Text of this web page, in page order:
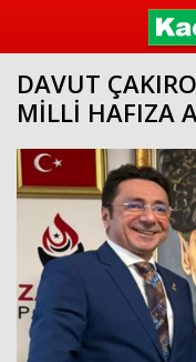
DAVUT
MİLLİ HAFIZA